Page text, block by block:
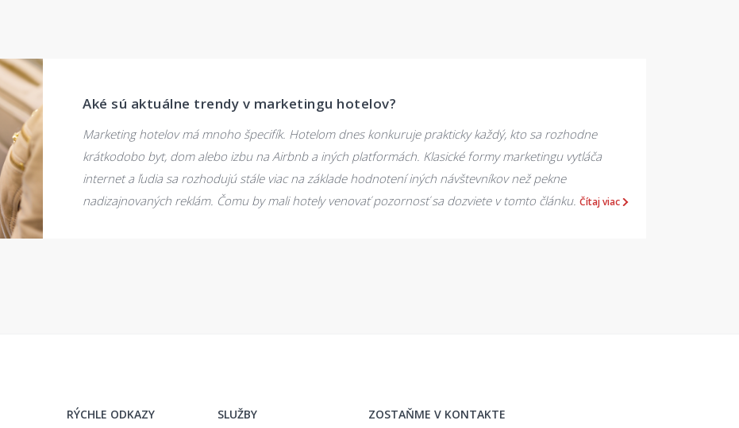
Aké sú aktuálne trendy v marketingu hotelov?
Marketing hotelov má mnoho špecifík. Hotelom dnes konkuruje prakticky každý, kto sa rozhodne
krátkodobo byt, dom alebo izbu na Airbnb a iných platformách. Klasické formy marketingu vytláča
internet a ľudia sa rozhodujú stále viac na základe hodnotení iných návštevníkov než pekne
nadizajnovaných reklám. Čomu by mali hotely venovať pozornosť sa dozviete v tomto článku. Čítaj viac
RÝCHLE ODKAZY SLUŽBY ZOSTAŇME V KONTAKTE